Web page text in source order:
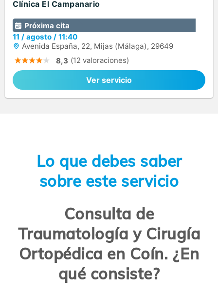
Clínica El Campanario
Próxima cita
11 / agosto / 11:40
Avenida España, 22, Mijas (Málaga), 29649
8,3 (12 valoraciones)
Ver servicio
Lo que debes saber
sobre este servicio
Consulta de
Traumatología y Cirugía
Ortopédica en Coín. ¿En
qué consiste?